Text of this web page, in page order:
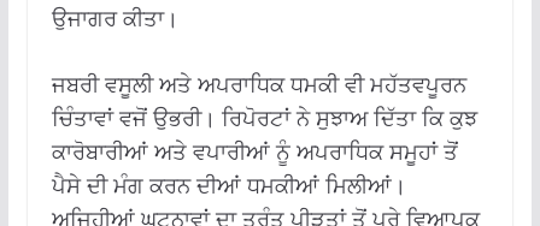
ਉਜਾਗਰ ਕੀਤਾ।
ਜਬਰੀ ਵਸੂਲੀ ਅਤੇ ਅਪਰਾਧਿਕ ਧਮਕੀ ਵੀ ਮਹੱਤਵਪੂਰਨ
ਚਿੰਤਾਵਾਂ ਵਜੋਂ ਉਭਰੀ। ਰਿਪੋਰਟਾਂ ਨੇ ਸੁਝਾਅ ਦਿੱਤਾ ਕਿ ਕੁਝ
ਕਾਰੋਬਾਰੀਆਂ ਅਤੇ ਵਪਾਰੀਆਂ ਨੂੰ ਅਪਰਾਧਿਕ ਸਮੂਹਾਂ ਤੋਂ
ਪੈਸੇ ਦੀ ਮੰਗ ਕਰਨ ਦੀਆਂ ਧਮਕੀਆਂ ਮਿਲੀਆਂ।
ਅਜਿਹੀਆਂ ਘਟਨਾਵਾਂ ਦਾ ਤੁਰੰਤ ਪੀੜਤਾਂ ਤੋਂ ਪਰੇ ਵਿਆਪਕ